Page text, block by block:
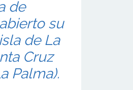
de
su
de La
Cruz
Palma).